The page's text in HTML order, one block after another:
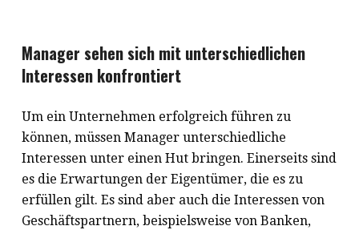
Manager sehen sich mit unterschiedlichen
Interessen konfrontiert
Um ein Unternehmen erfolgreich führen zu
können, müssen Manager unterschiedliche
Interessen unter einen Hut bringen. Einerseits sind
es die Erwartungen der Eigentümer, die es zu
erfüllen gilt. Es sind aber auch die Interessen von
Geschäftspartnern, beispielsweise von Banken,